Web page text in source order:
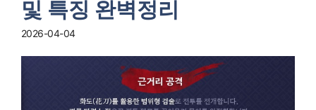
및 특징 완벽정리
2026-04-04